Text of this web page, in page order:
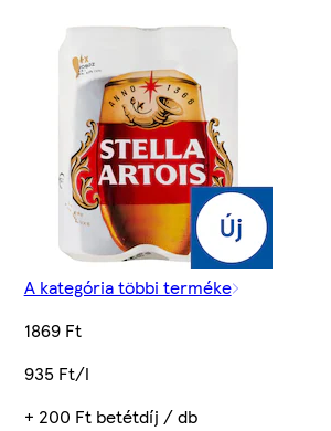
A kategória többi terméke
1869 Ft
935 Ft/l
+ 200 Ft betétdíj / db